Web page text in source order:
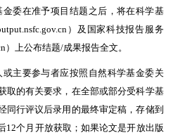
委在准予项目结题之后，将在科学基
）及国家科技报告服务
）上公布结题/成果报告全文。
主要参与者应按照自然科学基金委关
取的有关要求，在全部或部分受科学基
同行评议后录用的最终审定稿，存储到
12个月开放获取；如果论文是开放出版